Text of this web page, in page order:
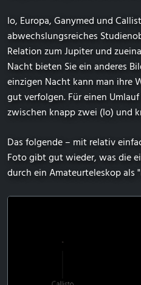
Io, Europa, Ganymed und
abwechslungsreiches
Relation zum Jupiter und
Nacht bieten Sie ein anderes
einzigen Nacht kann man ihre
gut verfolgen. Für einen
zwischen knapp zwei (Io) und
Das folgende – mit relativ
Foto gibt gut wieder, was die
durch ein Amateurteleskop als